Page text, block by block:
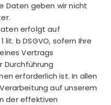
Daten geben wir nicht
erfolgt auf
lit. b DSGVO, sofern Ihre
Vertrags
Durchführung
erforderlich ist. In allen
auf unserem
der effektiven